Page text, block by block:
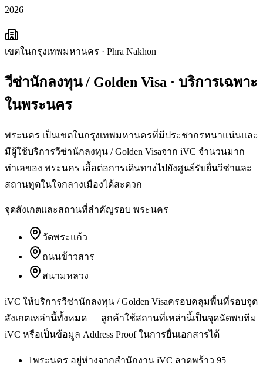
2026
เขตในกรุงเทพมหานคร · Phra Nakhon
วีซ่านักลงทุน / Golden Visa · บริการเฉพาะ
ในพระนคร
พระนคร เป็นเขตในกรุงเทพมหานครที่มีประชากรหนาแน่นและ
มีผู้ใช้บริการวีซ่านักลงทุน / Golden Visaจาก iVC จำนวนมาก
ทำเลของ พระนคร เอื้อต่อการเดินทางไปยังศูนย์รับยื่นวีซ่าและ
สถานทูตในใจกลางเมืองได้สะดวก
จุดสังเกตและสถานที่สำคัญรอบ พระนคร
วัดพระแก้ว
ถนนข้าวสาร
สนามหลวง
iVC ให้บริการวีซ่านักลงทุน / Golden Visaครอบคลุมพื้นที่รอบจุด
สังเกตเหล่านี้ทั้งหมด — ลูกค้าใช้สถานที่เหล่านี้เป็นจุดนัดพบทีม
iVC หรือเป็นข้อมูล Address Proof ในการยื่นเอกสารได้
1พระนคร อยู่ห่างจากสำนักงาน iVC ลาดพร้าว 95